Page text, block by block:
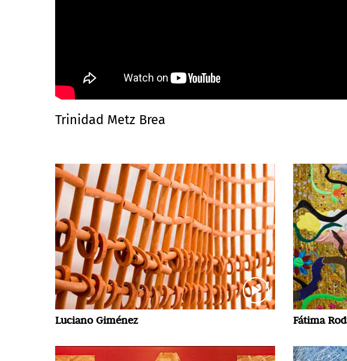
Trinidad Metz Brea
Luciano Giménez Fátima